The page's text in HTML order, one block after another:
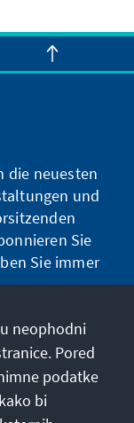
die neuesten
und
Sie
Sie immer
neophodni
Pored
podatke
bi